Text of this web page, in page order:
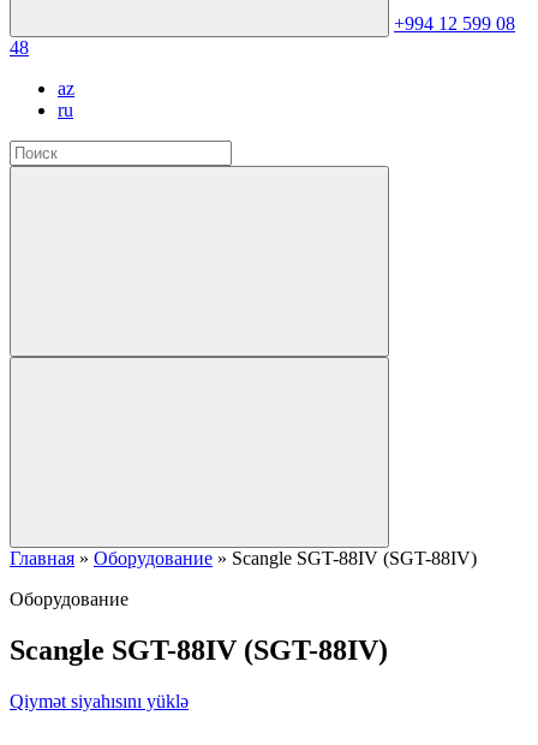
+994 12 599 08
48
az
ru
Главная » Оборудование » Scangle SGT-88IV (SGT-88IV)
Оборудование
Scangle SGT-88IV (SGT-88IV)
Qiymət siyahısını yüklə